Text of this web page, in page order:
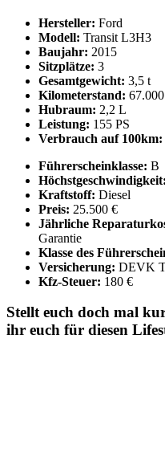
Hersteller: Ford
Modell: Transit L3H3
Baujahr: 2015
Sitzplätze: 3
Gesamtgewicht: 3,5 t
Kilometerstand: 67.000
Hubraum: 2,2 L
Leistung: 155 PS
Verbrauch auf 100km:
Führerscheinklasse: B
Höchstgeschwindigkeit:
Kraftstoff: Diesel
Preis: 25.500 €
Jährliche
Garantie
Klasse des
Versicherung: DEVK
Kfz-Steuer: 180 €
Stellt euch doch mal
ihr euch für diesen